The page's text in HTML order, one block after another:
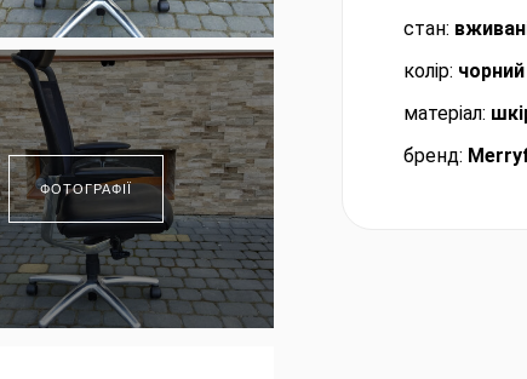
ФОТОГРАФІЇ
стан:
колір: чорний
матеріал:
бренд: